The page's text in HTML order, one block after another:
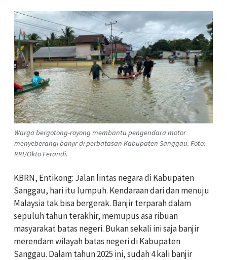
Warga bergotong-royong membantu pengendara motor
menyeberangi banjir di perbatasan Kabupaten Sanggau. Foto:
RRI/Okto Ferandi.
KBRN, Entikong: Jalan lintas negara di Kabupaten
Sanggau, hari itu lumpuh. Kendaraan dari dan menuju
Malaysia tak bisa bergerak. Banjir terparah dalam
sepuluh tahun terakhir, memupus asa ribuan
masyarakat batas negeri. Bukan sekali ini saja banjir
merendam wilayah batas negeri di Kabupaten
Sanggau. Dalam tahun 2025 ini, sudah 4 kali banjir